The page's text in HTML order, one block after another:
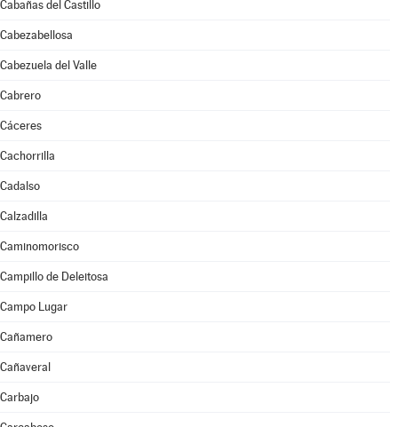
Cabañas del Castillo
Cabezabellosa
Cabezuela del Valle
Cabrero
Cáceres
Cachorrilla
Cadalso
Calzadilla
Caminomorisco
Campillo de Deleitosa
Campo Lugar
Cañamero
Cañaveral
Carbajo